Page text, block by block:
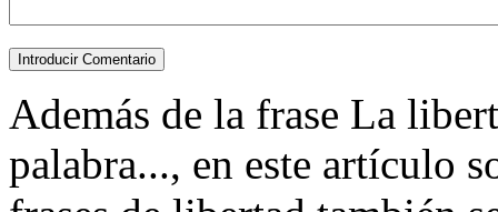
Además de la frase La
palabra..., en este artículo